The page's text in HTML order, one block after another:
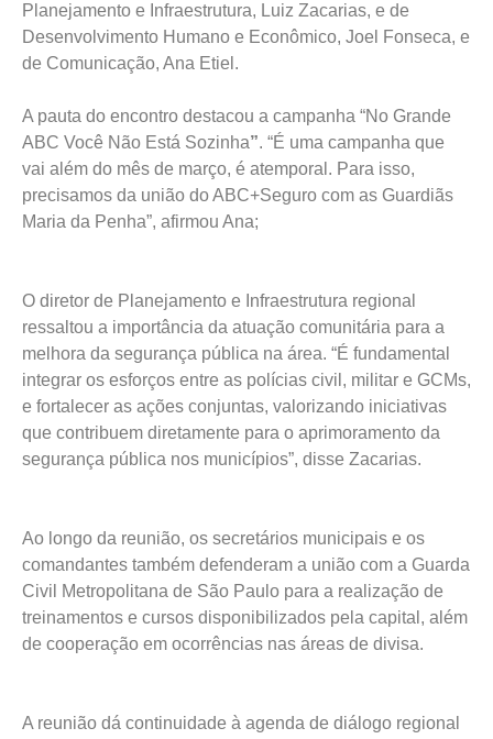
Planejamento e Infraestrutura, Luiz Zacarias, e de
Desenvolvimento Humano e Econômico, Joel Fonseca, e
de Comunicação, Ana Etiel.
A pauta do encontro destacou a campanha “No Grande
ABC Você Não Está Sozinha”. “É uma campanha que
vai além do mês de março, é atemporal. Para isso,
precisamos da união do ABC+Seguro com as Guardiãs
Maria da Penha”, afirmou Ana;
O diretor de Planejamento e Infraestrutura regional
ressaltou a importância da atuação comunitária para a
melhora da segurança pública na área. “É fundamental
integrar os esforços entre as polícias civil, militar e GCMs,
e fortalecer as ações conjuntas, valorizando iniciativas
que contribuem diretamente para o aprimoramento da
segurança pública nos municípios”, disse Zacarias.
Ao longo da reunião, os secretários municipais e os
comandantes também defenderam a união com a Guarda
Civil Metropolitana de São Paulo para a realização de
treinamentos e cursos disponibilizados pela capital, além
de cooperação em ocorrências nas áreas de divisa.
A reunião dá continuidade à agenda de diálogo regional